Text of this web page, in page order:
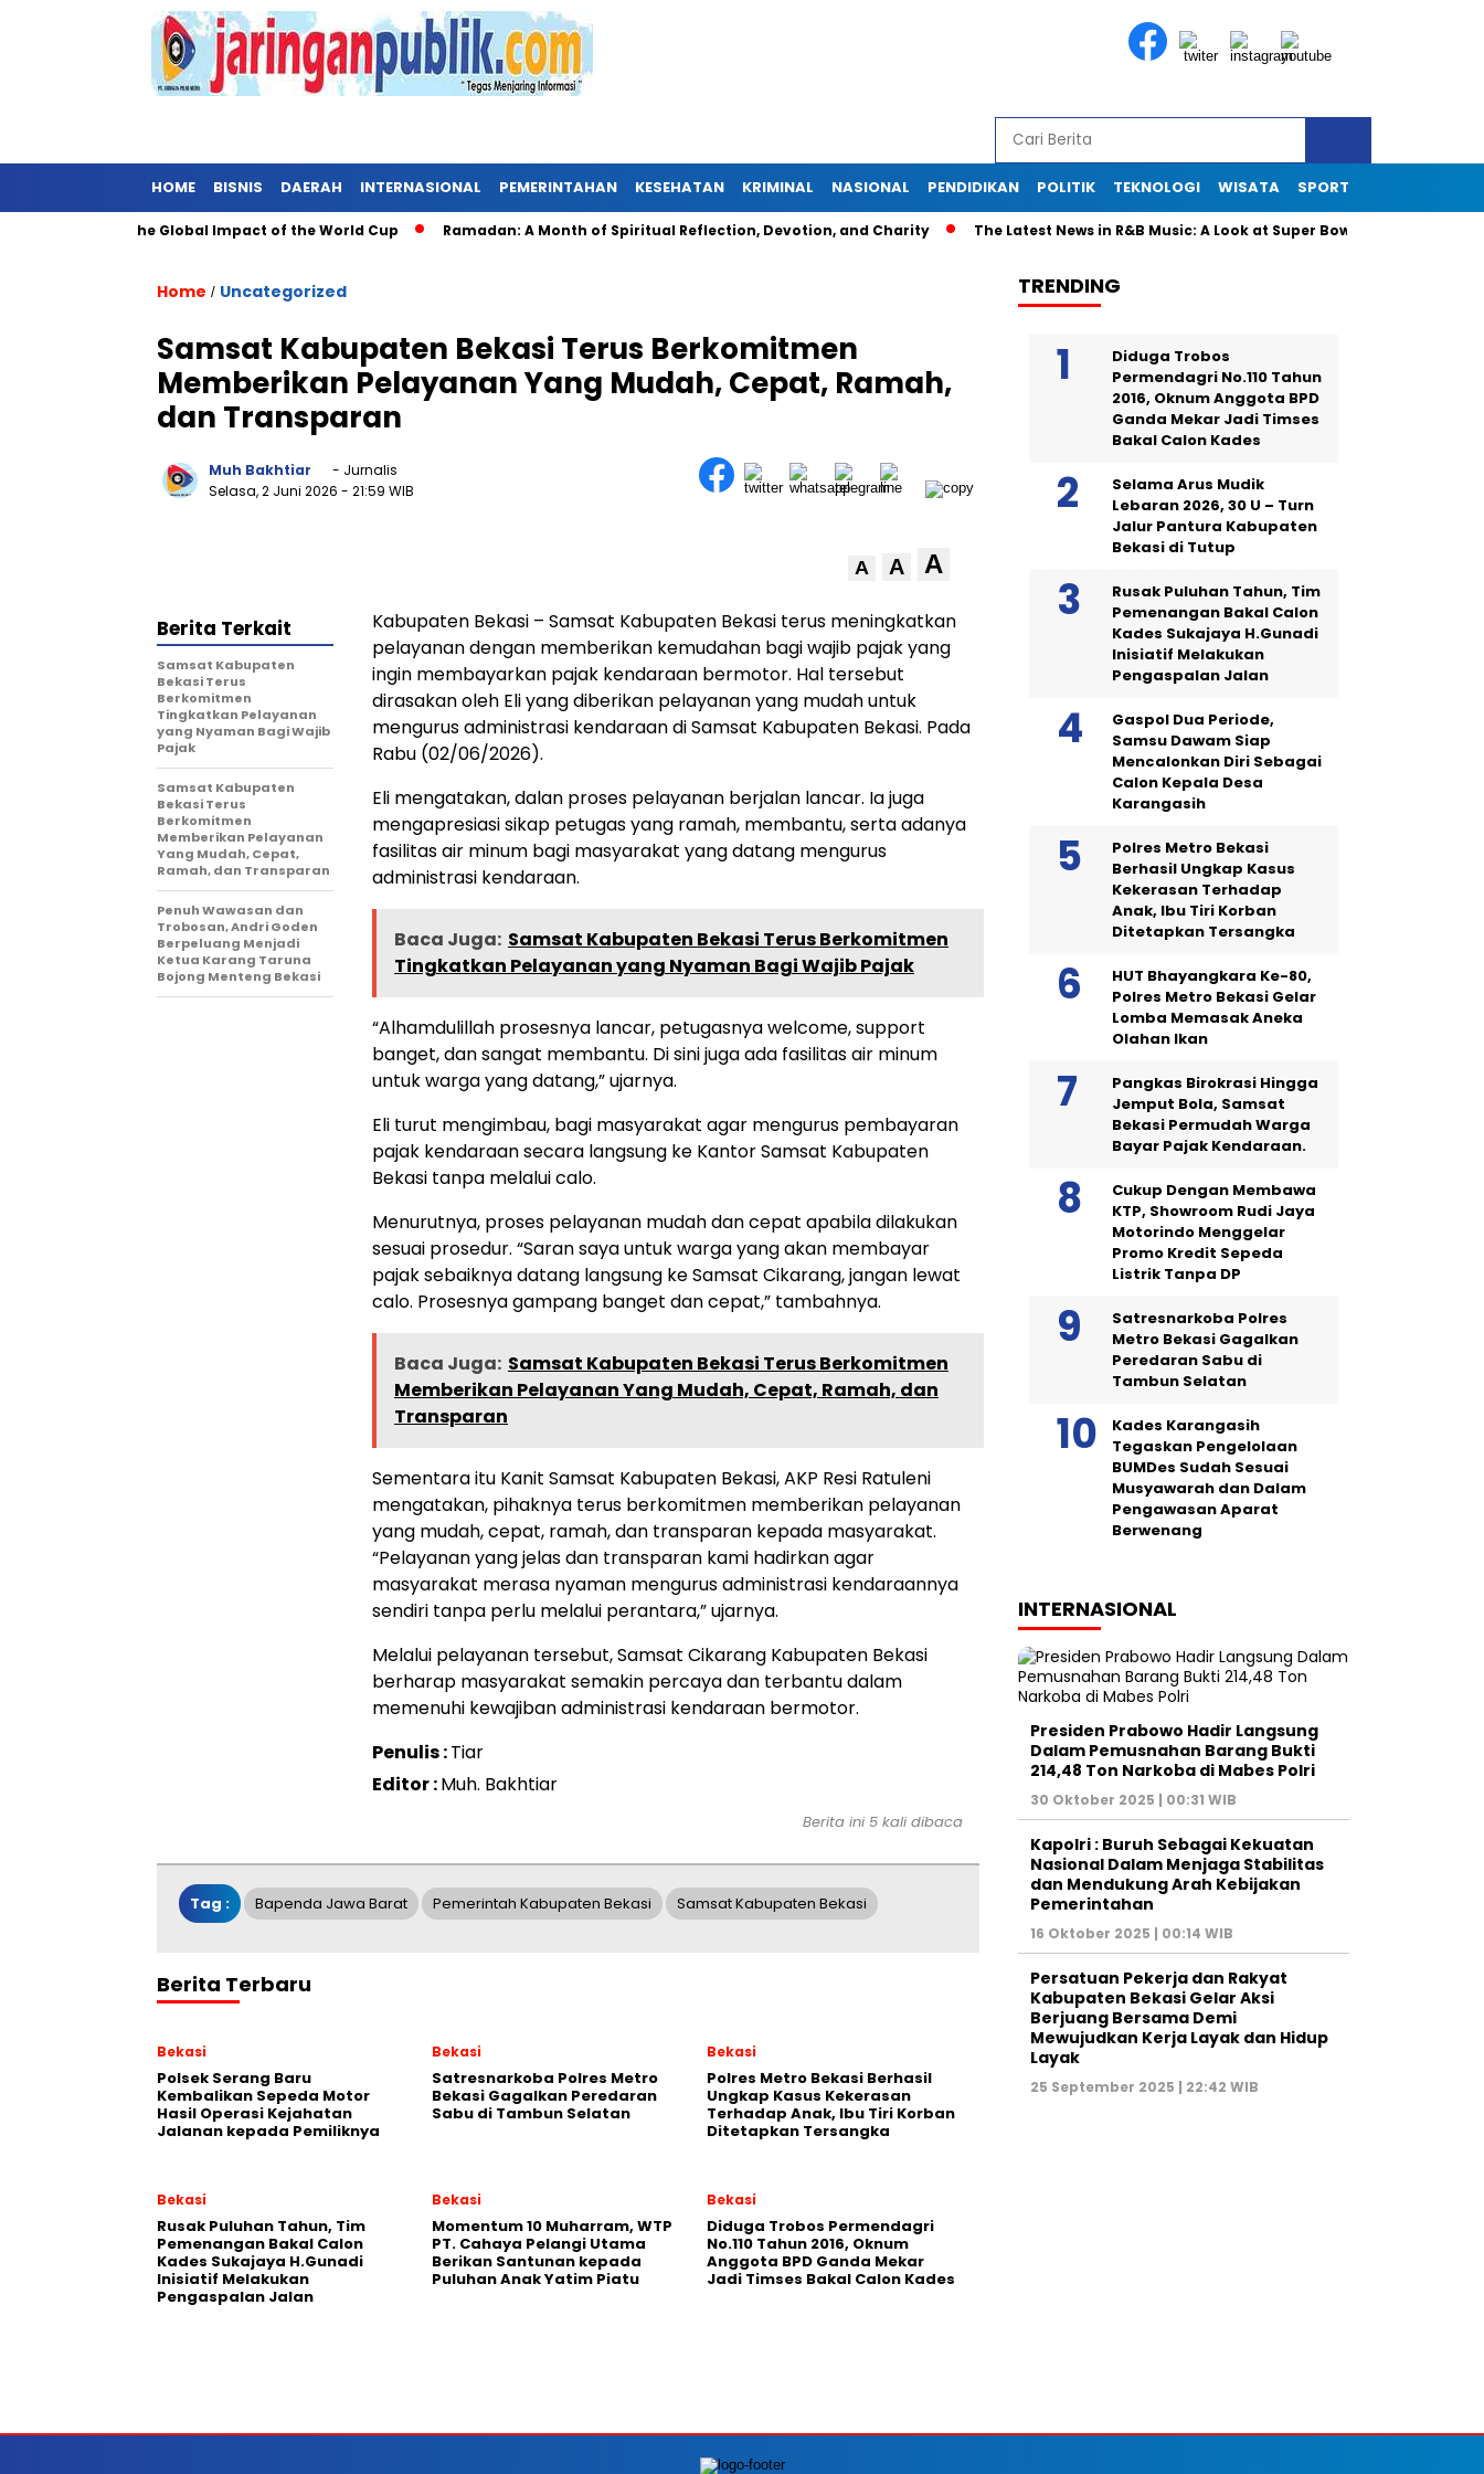
HOME BISNIS DAERAH INTERNASIONAL PEMERINTAHAN KESEHATAN KRIMINAL NASIONAL PENDIDIKAN POLITIK TEKNOLOGI WISATA SPORT
Soccer: The Global Impact of the World Cup Ramadan: A Month of Spiritual Reflection, Devotion, and Charity The Latest News in R&B Music: A Look at Super Bowl Performances,
Home / Uncategorized
Samsat Kabupaten Bekasi Terus Berkomitmen
Memberikan Pelayanan Yang Mudah, Cepat, Ramah,
dan Transparan
Muh Bakhtiar
- Jurnalis
Selasa, 2 Juni 2026 - 21:59 WIB
A A A
Kabupaten Bekasi – Samsat Kabupaten Bekasi terus meningkatkan
pelayanan dengan memberikan kemudahan bagi wajib pajak yang
ingin membayarkan pajak kendaraan bermotor. Hal tersebut
dirasakan oleh Eli yang diberikan pelayanan yang mudah untuk
mengurus administrasi kendaraan di Samsat Kabupaten Bekasi. Pada
Rabu (02/06/2026).
Eli mengatakan, dalan proses pelayanan berjalan lancar. Ia juga
mengapresiasi sikap petugas yang ramah, membantu, serta adanya
fasilitas air minum bagi masyarakat yang datang mengurus
administrasi kendaraan.
Baca Juga: Samsat Kabupaten Bekasi Terus Berkomitmen
Tingkatkan Pelayanan yang Nyaman Bagi Wajib Pajak
“Alhamdulillah prosesnya lancar, petugasnya welcome, support
banget, dan sangat membantu. Di sini juga ada fasilitas air minum
untuk warga yang datang,” ujarnya.
Eli turut mengimbau, bagi masyarakat agar mengurus pembayaran
pajak kendaraan secara langsung ke Kantor Samsat Kabupaten
Bekasi tanpa melalui calo.
Menurutnya, proses pelayanan mudah dan cepat apabila dilakukan
sesuai prosedur. “Saran saya untuk warga yang akan membayar
pajak sebaiknya datang langsung ke Samsat Cikarang, jangan lewat
calo. Prosesnya gampang banget dan cepat,” tambahnya.
Baca Juga: Samsat Kabupaten Bekasi Terus Berkomitmen
Memberikan Pelayanan Yang Mudah, Cepat, Ramah, dan
Transparan
Sementara itu Kanit Samsat Kabupaten Bekasi, AKP Resi Ratuleni
mengatakan, pihaknya terus berkomitmen memberikan pelayanan
yang mudah, cepat, ramah, dan transparan kepada masyarakat.
“Pelayanan yang jelas dan transparan kami hadirkan agar
masyarakat merasa nyaman mengurus administrasi kendaraannya
sendiri tanpa perlu melalui perantara,” ujarnya.
Melalui pelayanan tersebut, Samsat Cikarang Kabupaten Bekasi
berharap masyarakat semakin percaya dan terbantu dalam
memenuhi kewajiban administrasi kendaraan bermotor.
Penulis :Tiar
Editor :Muh. Bakhtiar
Berita Terkait
Samsat Kabupaten
Bekasi Terus
Berkomitmen
Tingkatkan Pelayanan
yang Nyaman Bagi Wajib
Pajak
Samsat Kabupaten
Bekasi Terus
Berkomitmen
Memberikan Pelayanan
Yang Mudah, Cepat,
Ramah, dan Transparan
Penuh Wawasan dan
Trobosan, Andri Goden
Berpeluang Menjadi
Ketua Karang Taruna
Bojong Menteng Bekasi
Berita ini 5 kali dibaca
Tag : Bapenda Jawa Barat Pemerintah Kabupaten Bekasi Samsat Kabupaten Bekasi
Berita Terbaru
Bekasi
Polsek Serang Baru
Kembalikan Sepeda Motor
Hasil Operasi Kejahatan
Jalanan kepada Pemiliknya
Bekasi
Satresnarkoba Polres Metro
Bekasi Gagalkan Peredaran
Sabu di Tambun Selatan
Bekasi
Polres Metro Bekasi Berhasil
Ungkap Kasus Kekerasan
Terhadap Anak, Ibu Tiri Korban
Ditetapkan Tersangka
Bekasi
Rusak Puluhan Tahun, Tim
Pemenangan Bakal Calon
Kades Sukajaya H.Gunadi
Inisiatif Melakukan
Pengaspalan Jalan
Bekasi
Momentum 10 Muharram, WTP
PT. Cahaya Pelangi Utama
Berikan Santunan kepada
Puluhan Anak Yatim Piatu
Bekasi
Diduga Trobos Permendagri
No.110 Tahun 2016, Oknum
Anggota BPD Ganda Mekar
Jadi Timses Bakal Calon Kades
TRENDING
Diduga Trobos
Permendagri No.110 Tahun
2016, Oknum Anggota BPD
Ganda Mekar Jadi Timses
Bakal Calon Kades
Selama Arus Mudik
Lebaran 2026, 30 U – Turn
Jalur Pantura Kabupaten
Bekasi di Tutup
Rusak Puluhan Tahun, Tim
Pemenangan Bakal Calon
Kades Sukajaya H.Gunadi
Inisiatif Melakukan
Pengaspalan Jalan
Gaspol Dua Periode,
Samsu Dawam Siap
Mencalonkan Diri Sebagai
Calon Kepala Desa
Karangasih
Polres Metro Bekasi
Berhasil Ungkap Kasus
Kekerasan Terhadap
Anak, Ibu Tiri Korban
Ditetapkan Tersangka
HUT Bhayangkara Ke-80,
Polres Metro Bekasi Gelar
Lomba Memasak Aneka
Olahan Ikan
Pangkas Birokrasi Hingga
Jemput Bola, Samsat
Bekasi Permudah Warga
Bayar Pajak Kendaraan.
Cukup Dengan Membawa
KTP, Showroom Rudi Jaya
Motorindo Menggelar
Promo Kredit Sepeda
Listrik Tanpa DP
Satresnarkoba Polres
Metro Bekasi Gagalkan
Peredaran Sabu di
Tambun Selatan
Kades Karangasih
Tegaskan Pengelolaan
BUMDes Sudah Sesuai
Musyawarah dan Dalam
Pengawasan Aparat
Berwenang
INTERNASIONAL
Presiden Prabowo Hadir Langsung
Dalam Pemusnahan Barang Bukti
214,48 Ton Narkoba di Mabes Polri
30 Oktober 2025 | 00:31 WIB
Kapolri : Buruh Sebagai Kekuatan
Nasional Dalam Menjaga Stabilitas
dan Mendukung Arah Kebijakan
Pemerintahan
16 Oktober 2025 | 00:14 WIB
Persatuan Pekerja dan Rakyat
Kabupaten Bekasi Gelar Aksi
Berjuang Bersama Demi
Mewujudkan Kerja Layak dan Hidup
Layak
25 September 2025 | 22:42 WIB